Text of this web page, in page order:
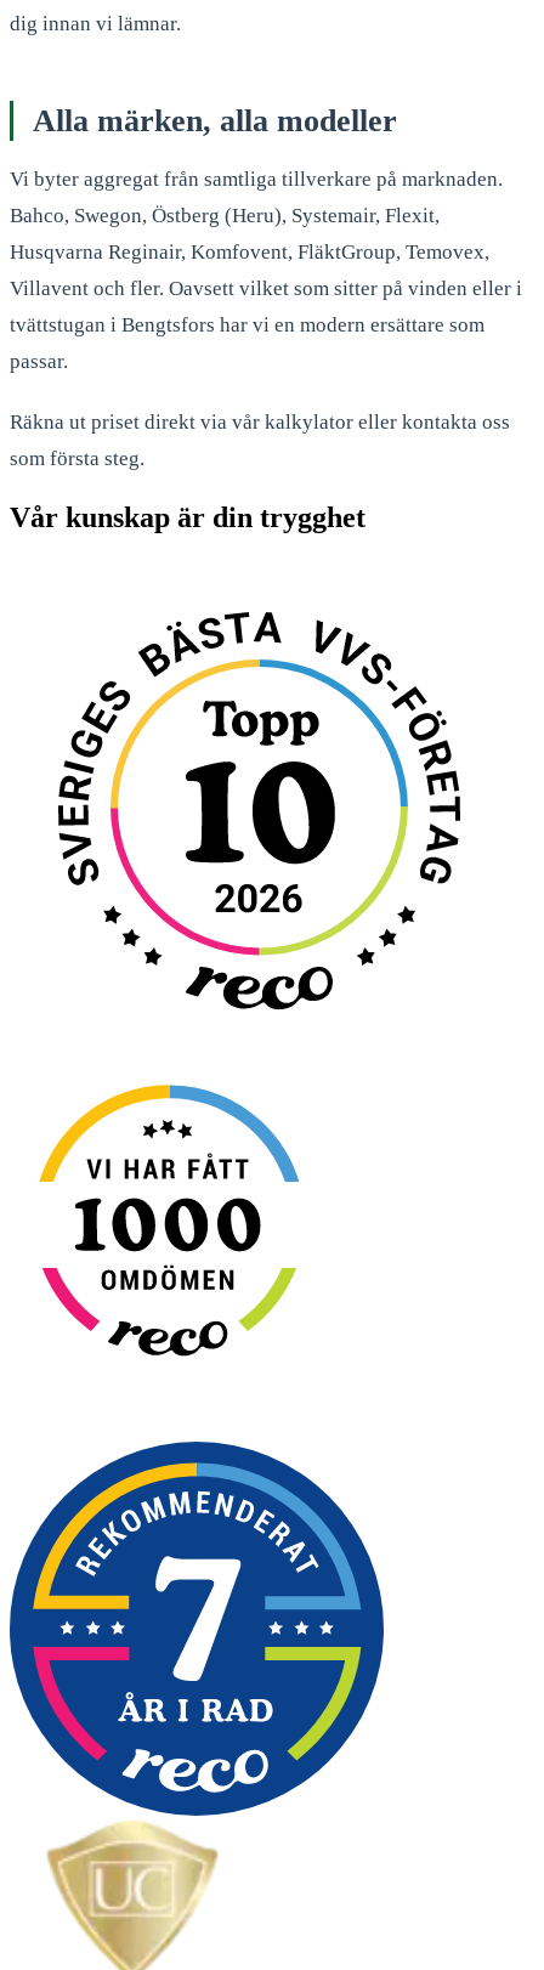
dig innan vi lämnar.
Alla märken, alla modeller
Vi byter aggregat från samtliga tillverkare på marknaden.
Bahco, Swegon, Östberg (Heru), Systemair, Flexit,
Husqvarna Reginair, Komfovent, FläktGroup, Temovex,
Villavent och fler. Oavsett vilket som sitter på vinden eller i
tvättstugan i Bengtsfors har vi en modern ersättare som
passar.
Räkna ut priset direkt via vår kalkylator eller kontakta oss
som första steg.
Vår kunskap är din trygghet